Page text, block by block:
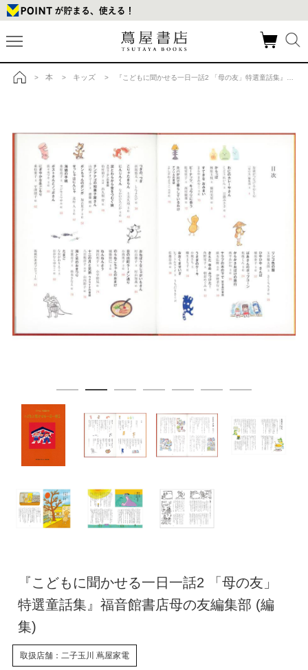
> 本 > キッズ > 『こどもに聞かせる一日一話2 「母の友」特選童話集』福音館書店母の友編集部 (編集)の商品詳細
『こどもに聞かせる一日一話2 「母の友」
特選童話集』福音館書店母の友編集部 (編
集)
取扱店舗：二子玉川 蔦屋家電